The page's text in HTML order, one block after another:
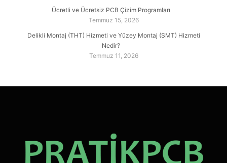
Ücretli ve Ücretsiz PCB Çizim Programları
Temmuz 15, 2026
Delikli Montaj (THT) Hizmeti ve Yüzey Montaj (SMT) Hizmeti
Nedir?
Temmuz 11, 2026